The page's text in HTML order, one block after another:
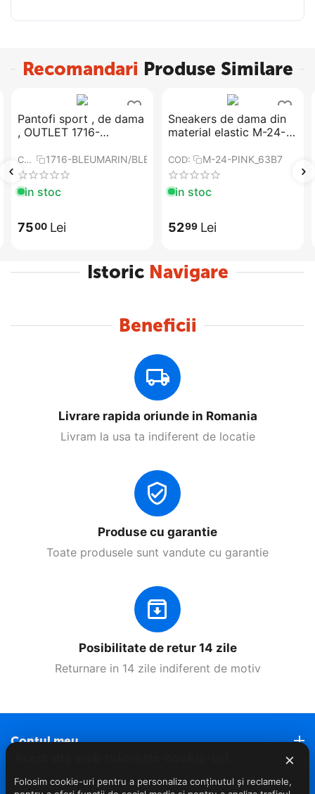
Recomandari Produse Similare
​Pantofi sport , de dama
, OUTLET 1716-
NCOD: 1716-BLEUMARIN/BLEUMARIN
in stoc
7500 Lei
Sneakers de dama din
material elastic M-24-
COD: M-24-PINK_63B7
in stoc
5299 Lei
Istoric Navigare
Beneficii
Livrare rapida oriunde in Romania
Livram la usa ta indiferent de locatie
Produse cu garantie
Toate produsele sunt vandute cu garantie
Posibilitate de retur 14 zile
Returnare in 14 zile indiferent de motiv
Contul meu
Roveli Marketplace
×
Folosim cookie-uri pentru a personaliza conținutul și reclamele,